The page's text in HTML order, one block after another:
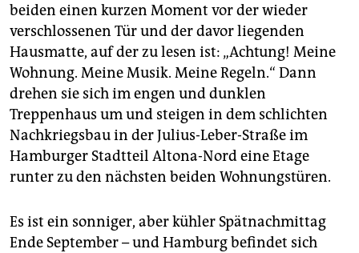
beiden einen kurzen Moment vor der wieder
verschlossenen Tür und der davor liegenden
Hausmatte, auf der zu lesen ist: „Achtung! Meine
Wohnung. Meine Musik. Meine Regeln.“ Dann
drehen sie sich im engen und dunklen
Treppenhaus um und steigen in dem schlichten
Nachkriegsbau in der Julius-Leber-Straße im
Hamburger Stadtteil Altona-Nord eine Etage
runter zu den nächsten beiden Wohnungstüren.
Es ist ein sonniger, aber kühler Spätnachmittag
Ende September – und Hamburg befindet sich